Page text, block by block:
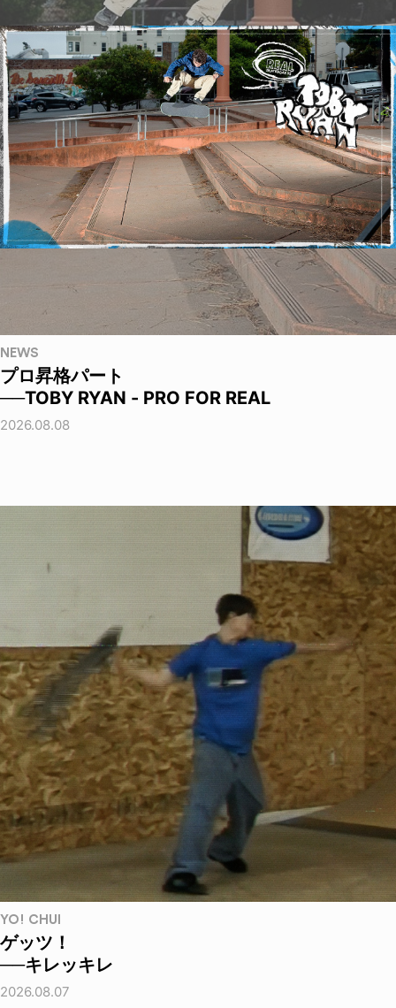
NEWS
プロ昇格パート
──TOBY RYAN - PRO FOR REAL
2026.08.08
YO! CHUI
ゲッツ！
──キレッキレ
2026.08.07